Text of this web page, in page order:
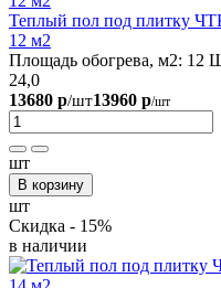
Теплый пол под плитку
12 м2
Площадь обогрева, м2: 12
24,0
13680 р/шт13960 р/шт
шт
В корзину
шт
Скидка - 15%
в наличии